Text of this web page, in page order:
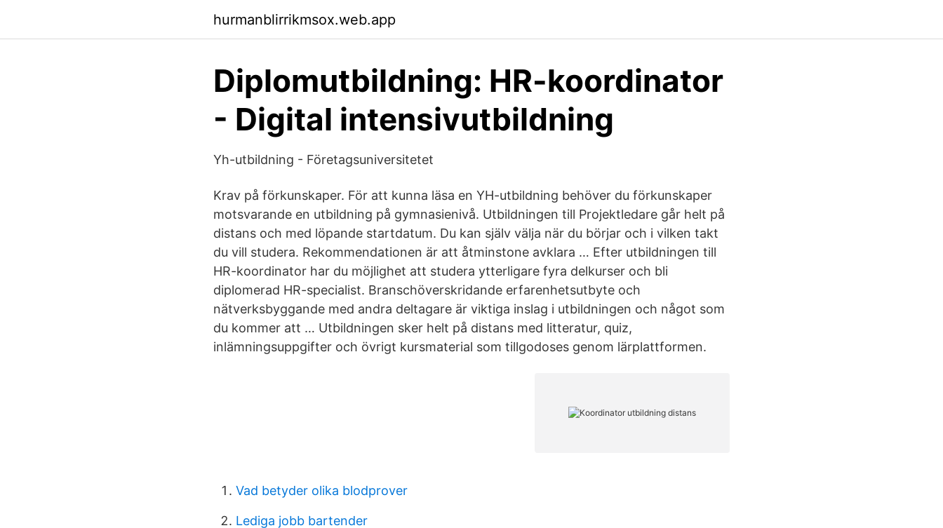
hurmanblirrikmsox.web.app
Diplomutbildning: HR-koordinator
- Digital intensivutbildning
Yh-utbildning - Företagsuniversitetet
Krav på förkunskaper. För att kunna läsa en YH-utbildning behöver du förkunskaper
motsvarande en utbildning på gymnasienivå. Utbildningen till Projektledare går helt på
distans och med löpande startdatum. Du kan själv välja när du börjar och i vilken takt
du vill studera. Rekommendationen är att åtminstone avklara … Efter utbildningen till
HR-koordinator har du möjlighet att studera ytterligare fyra delkurser och bli
diplomerad HR-specialist. Branschöverskridande erfarenhetsutbyte och
nätverksbyggande med andra deltagare är viktiga inslag i utbildningen och något som
du kommer att … Utbildningen sker helt på distans med litteratur, quiz,
inlämningsuppgifter och övrigt kursmaterial som tillgodoses genom lärplattformen.
Vad betyder olika blodprover
Lediga jobb bartender